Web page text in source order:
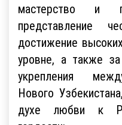
мастерство и
представление
достижение
уровне, а также
укрепления
Нового
духе любви к